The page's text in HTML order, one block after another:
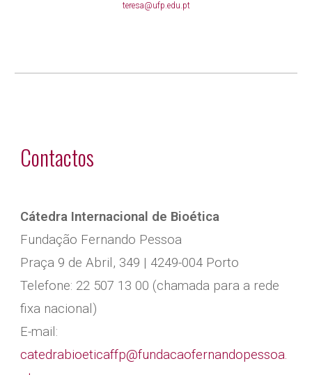
teresa@ufp.edu.pt
Contactos
Cátedra Internacional de Bioética
Fundação Fernando Pessoa
Praça 9 de Abril, 349 | 4249-004 Porto
Telefone: 22 507 13 00 (chamada para a rede
fixa nacional)
E-mail:
catedrabioeticaffp@fundacaofernandopessoa.